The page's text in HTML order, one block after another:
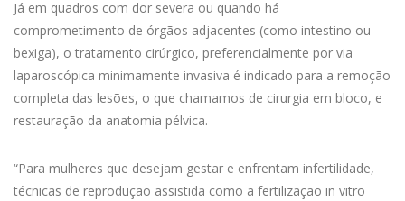
Já em quadros com dor severa ou quando há
comprometimento de órgãos adjacentes (como intestino ou
bexiga), o tratamento cirúrgico, preferencialmente por via
laparoscópica minimamente invasiva é indicado para a remoção
completa das lesões, o que chamamos de cirurgia em bloco, e
restauração da anatomia pélvica.
“Para mulheres que desejam gestar e enfrentam infertilidade,
técnicas de reprodução assistida como a fertilização in vitro